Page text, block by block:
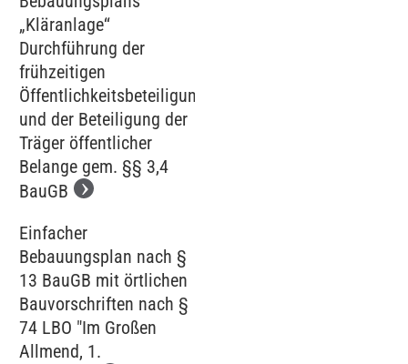
„Kläranlage‘‘
Durchführung der
frühzeitigen
Öffentlichkeitsbeteiligung
und der Beteiligung der
Träger öffentlicher
Belange gem. §§ 3,4
BauGB
Einfacher
Bebauungsplan nach §
13 BauGB mit örtlichen
Bauvorschriften nach §
74 LBO "Im Großen
Allmend, 1.